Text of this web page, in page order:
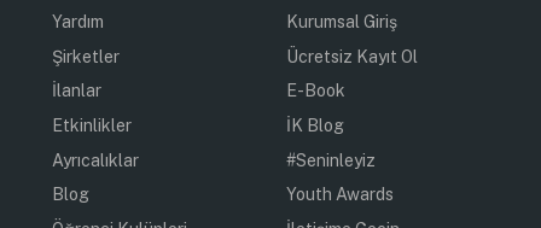
Yoğun iş ve sosyal hayatımızda bazen takip etmek